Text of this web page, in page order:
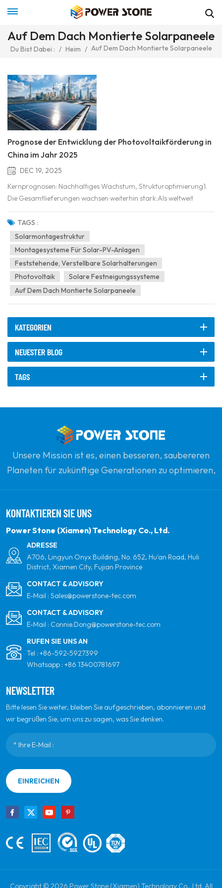
Auf Dem Dach Montierte Solarpaneele
Du Bist Dabei : / Heim / Auf Dem Dach Montierte Solarpaneele
Prognose der Entwicklung der Photovoltaikförderung in
China im Jahr 2025
DEC 19, 2025
Kernprognosen: Nachhaltiges Wachstum, Strukturoptimierung1.
Die Gesamtlieferungen wachsen weiterhin stark:Als weltweit
größte Photovoltaik Aufgrund seines Marktes und seiner
Produktionsbasis wird erwartet, dass Chinas Neuinstallationen von
Photovoltaik-Anlagen auch 2025 auf hohem Niveau bleiben. Pro...
TAGS :
Solarmontagestruktur
Montagesysteme Für Solar-PV-Anlagen
Feststehende, Verstellbare Solarhalterungen
Photovoltaik
Solare Festneigungssysteme
Auf Dem Dach Montierte Solarpaneele
KATEGORIEN
NEUESTER BLOG
TAGS
Unsere Mission ist es, einen besseren, saubereren
Planeten für zukünftige Generationen zu optimieren,
Energieprodukten und Ihrem vertrauenswürdigsten
globalen Partner für Qualität, Professionalität und
KONTAKTIEREN SIE UNS
Power Stone (Xiamen) Technology Co., Ltd.
ADRESSE
A706, Lingyun Onyx Building, No. 652, Hu'an Road, Huli
District, Xiamen City, Fujian Province
CONTACT & ADVISORY
E-Mail : Sales@powerstone-tec.com
CONTACT & ADVISORY
E-Mail : Connie.Dong@powerstone-tec.com
RUFEN SIE UNS AN
Tel : +86-592-5927399
Whatsapp : +86 13400781697
NEWSLETTER
Bitte lesen Sie weiter, bleiben Sie aufgeschrieben, abonnieren und
wir begrüßen Sie, um uns zu sagen, was Sie denken.
EINREICHEN
Copyright © 2026 Power Stone (Xiamen) Technology Co., Ltd. All